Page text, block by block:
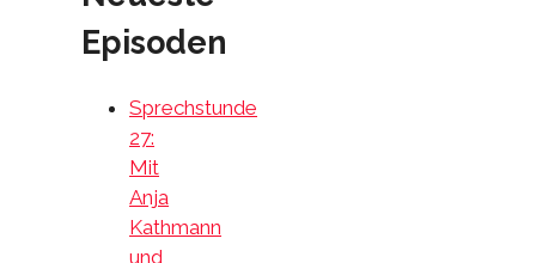
Episoden
Sprechstunde
27:
Mit
Anja
Kathmann
und